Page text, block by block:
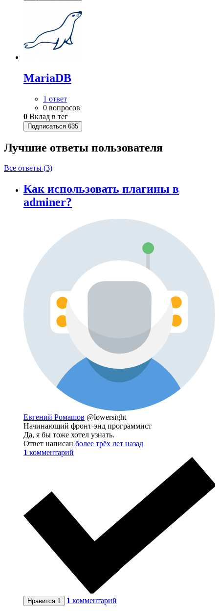
MariaDB
1 ответ
0 вопросов
0 Вклад в тег
Подписаться 635
Лучшие ответы пользователя
Все ответы (3)
Как использовать плагины в
adminer?
Евгений Ромашов @lowersight
Начинающий фронт-энд программист
Да, я бы тоже хотел узнать.
Ответ написан более трёх лет назад
1 комментарий
Нравится 1 1 комментарий